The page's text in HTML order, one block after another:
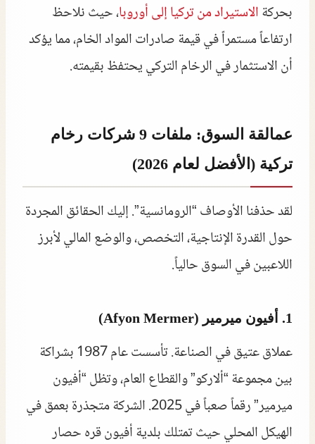
بحركةالاستيراد من تركيا إلى أوروبا، حيث نلاحظ
ارتفاعاً مستمراً في قيمة صادرات المواد الخام، مما يؤكد
أن الاستثمار في الرخام التركي يحتفظ بقيمته.
عمالقة السوق: ملفات 9 شركات رخام
تركية (الأفضل لعام 2026)
لقد حذفنا الأوصاف “الرومانسية”. إليك الحقائق المجردة
حول القدرة الإنتاجية، التخصص، والوضع المالي لأبرز
اللاعبين في السوق حالياً.
1. أفيون ميرمير (Afyon Mermer)
عملاق عتيق في الصناعة. تأسست عام 1987 بشراكة
بين مجموعة “ألاركو” والقطاع العام، وتظل “أفيون
ميرمير” رقماً صعباً في 2025. الشركة متجذرة بعمق في
الهيكل المحلي حيث تمتلك بلدية أفيون قره حصار